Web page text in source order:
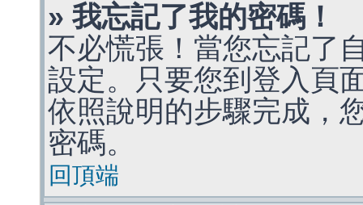
» 我忘記了我的密碼！
不必慌張！當您忘記了
設定。只要您到登入頁
依照說明的步驟完成，
密碼。
回頂端